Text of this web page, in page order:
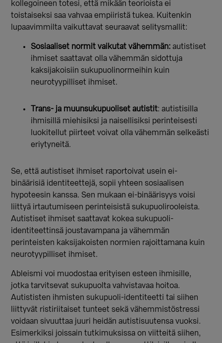
kollegoineen totesi, että mikään teorioista ei
toistaiseksi saa vahvaa empiiristä tukea. Kuitenkin
lupaavimmilta vaikuttavat seuraavat selitysmallit:
Sosiaaliset normit vaikutat vähemmän:autistiset
ihmiset saattavat olla vähemmän sidottuja
kaksijakoisiin sukupuolinormeihin kuin
neurotyypilliset ihmiset.
Trans- ja muunsukupuoliset autistit: autistisilla
ihmisillä miehisiksi ja naisellisiksi perinteisesti
luokitellut piirteet voivat olla vähemmän selkeästi
eriytyneitä.
Se, että autistiset ihmiset raportoivat usein ei-
binäärisiä identiteettejä, sopii yhteen sosiaalisen
hypoteesin kanssa. Sen mukaan ei-binäärisyys voisi
liittyä irtautumiseen perinteisistä sukupuolirooleista.
Autistiset ihmiset saattavat kokea sukupuoli-
identiteettinsä joustavampana ja vähemmän
perinteisten kaksijakoisten normien rajoittamana kuin
neurotyypilliset ihmiset.
Ableismi voi muodostaa erityisen esteen ihmisille,
jotka tarvitsevat sukupuolta vahvistavaa hoitoa.
Autististen ihmisten sukupuoli-identiteetti tai siihen
liittyvät ristiriitaiset tunteet sekä vähemmistöstressi
voidaan sivuuttaa juuri heidän autistisuutensa vuoksi.
Esimerkiksi joissain tutkimuksissa on viitteitä siihen,